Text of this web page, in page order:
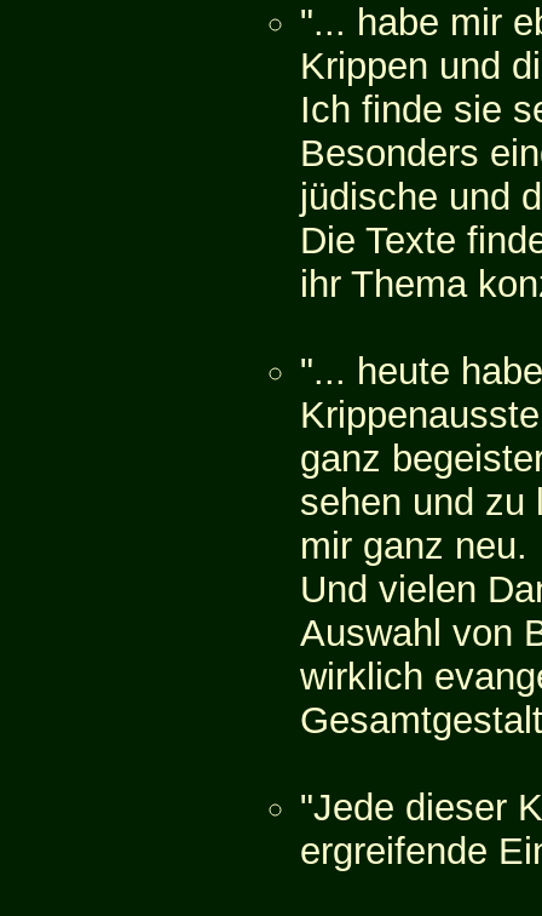
"... habe mir
Krippen und
Ich finde sie
Besonders
jüdische und
Die Texte
ihr Thema
"... heute
ganz
sehen und zu
mir ganz neu.
Und vielen
Auswahl von
wirklich
"Jede dieser
ergreifende